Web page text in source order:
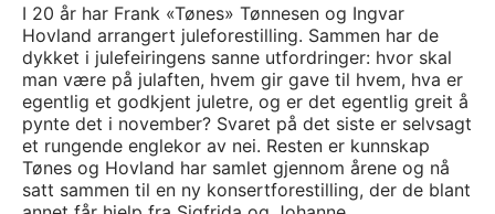
I 20 år har Frank «Tønes» Tønnesen og Ingvar
Hovland arrangert juleforestilling. Sammen har de
dykket i julefeiringens sanne utfordringer: hvor skal
man være på julaften, hvem gir gave til hvem, hva er
egentlig et godkjent juletre, og er det egentlig greit å
pynte det i november? Svaret på det siste er selvsagt
et rungende englekor av nei. Resten er kunnskap
Tønes og Hovland har samlet gjennom årene og nå
satt sammen til en ny konsertforestilling, der de blant